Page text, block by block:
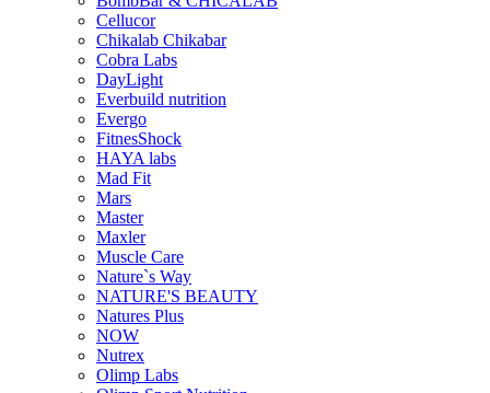
Cellucor
Chikalab Chikabar
Cobra Labs
DayLight
Everbuild nutrition
Evergo
FitnesShock
HAYA labs
Mad Fit
Mars
Master
Maxler
Muscle Care
Nature`s Way
NATURE'S BEAUTY
Natures Plus
NOW
Nutrex
Olimp Labs